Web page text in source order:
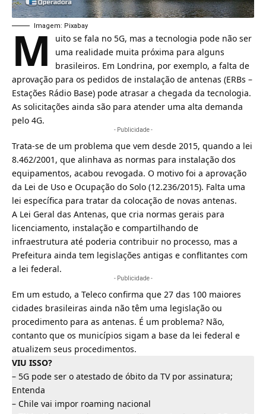
Imagem: Pixabay
M uito se fala no 5G, mas a tecnologia pode não ser
uma realidade muita próxima para alguns
brasileiros. Em Londrina, por exemplo, a falta de
aprovação para os pedidos de instalação de antenas (ERBs –
Estações Rádio Base) pode atrasar a chegada da tecnologia.
As solicitações ainda são para atender uma alta demanda
pelo 4G.
- Publicidade -
Trata-se de um problema que vem desde 2015, quando a lei
8.462/2001, que alinhava as normas para instalação dos
equipamentos, acabou revogada. O motivo foi a aprovação
da Lei de Uso e Ocupação do Solo (12.236/2015). Falta uma
lei específica para tratar da colocação de novas antenas.
A Lei Geral das Antenas, que cria normas gerais para
licenciamento, instalação e compartilhando de
infraestrutura até poderia contribuir no processo, mas a
Prefeitura ainda tem legislações antigas e conflitantes com
a lei federal.
- Publicidade -
Em um estudo, a Teleco confirma que 27 das 100 maiores
cidades brasileiras ainda não têm uma legislação ou
procedimento para as antenas. É um problema? Não,
contanto que os municípios sigam a base da lei federal e
atualizem seus procedimentos.
VIU ISSO?
– 5G pode ser o atestado de óbito da TV por assinatura;
Entenda
– Chile vai impor roaming nacional